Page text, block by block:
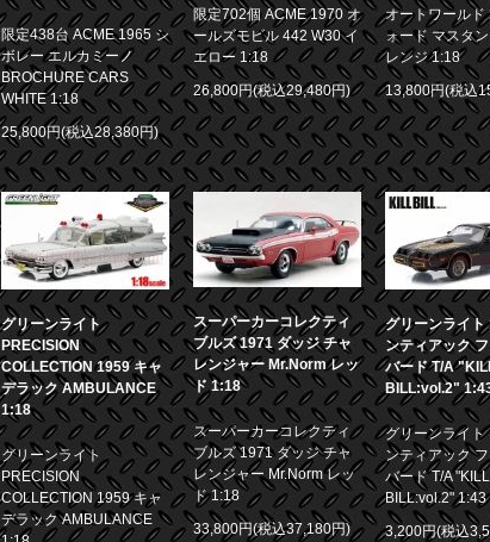
限定438台 ACME 1965 シ
ボレー エルカミーノ
BROCHURE CARS
WHITE 1:18
25,800円(税込28,380円)
限定702個 ACME 1970 オ
ールズモビル 442 W30 イ
エロー 1:18
26,800円(税込29,480円)
オートワールド
ォード マスタ
レンジ 1:18
13,800円(税込
グリーンライト
PRECISION
COLLECTION 1959 キャ
デラック AMBULANCE
1:18
グリーンライト
PRECISION
COLLECTION 1959 キャ
デラック AMBULANCE
スーパーカーコレクティ
ブルズ 1971 ダッジ チャ
レンジャー Mr.Norm レッ
ド 1:18
スーパーカーコレクティ
ブルズ 1971 ダッジ チャ
レンジャー Mr.Norm レッ
ド 1:18
33,800円(税込37,180円)
グリーンライト
ンティアック
バード T/A
BILL:vol.2"
グリーンライト
ンティアック
バード T/A "KILL
BILL:vol.2" 1:43
3,200円(税込